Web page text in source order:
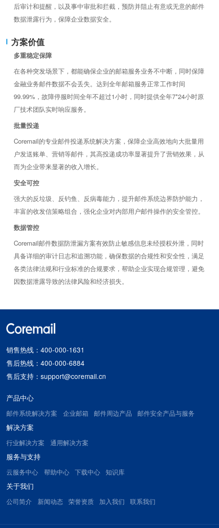
后审计和提醒，以及事中审批和拦截，预防并阻止有意或无意的邮件
数据泄露行为，保障企业数据安全。
方案价值
多重稳定保障
在各种突发场景下，都能确保企业的邮箱服务业务不中断，同时保障
金融业务邮件数据不会丢失。达到全年邮箱服务正常工作时间
99.99%，故障停服时间全年不超过1小时，同时提供全年7*24小时原
厂技术团队实时响应服务。
批量投递
Coremail的专业邮件投递系统解决方案，保障企业高效地向大批量用
户发送账单、营销等邮件，其高投递成功率显著提升了营销效果，从
而为企业带来显著的收入增长。
安全可控
强大的反垃圾、反钓鱼、反病毒能力，提升邮件系统边界防护能力，
丰富的收发信策略组合，强化企业对内部用户邮件操作的安全管控。
数据管控
Coremail邮件数据防泄漏方案有效防止敏感信息未经授权外泄，同时
具备详细的审计日志和追溯功能，确保数据的合规性和安全性，满足
各类法律法规和行业标准的合规要求，帮助企业实现合规管理，避免
因数据泄露导致的法律风险和经济损失。
销售热线：400-000-1631
售后热线：400-000-6884
售后支持：support@coremail.cn
产品中心
邮件系统解决方案 企业邮箱 邮件周边产品 邮件安全产品与服务
解决方案
行业解决方案 通用解决方案
服务与支持
云服务中心 帮助中心 下载中心 知识库
关于我们
公司简介 新闻动态 荣誉资质 加入我们 联系我们